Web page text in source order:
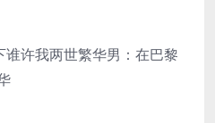
许我两世繁华男：在巴黎